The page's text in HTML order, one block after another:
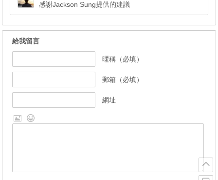
感謝Jackson Sung提供的建議
給我留言
暱稱（必填）
郵箱（必填）
網址